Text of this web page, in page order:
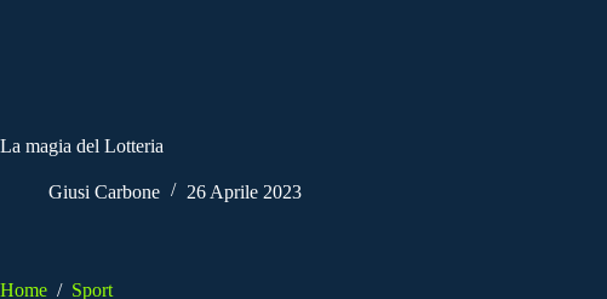
La magia del Lotteria
Giusi Carbone 26 Aprile 2023
Home / Sport